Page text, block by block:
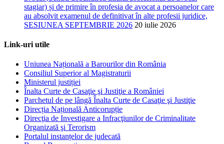
stagiar) și de primire în profesia de avocat a persoanelor care
au absolvit examenul de definitivat în alte profesii juridice,
SESIUNEA SEPTEMBRIE 2026 20 iulie 2026
Link-uri utile
Uniunea Națională a Barourilor din România
Consiliul Superior al Magistraturii
Ministerul justiției
Înalta Curte de Casaţie şi Justiţie a României
Parchetul de pe lângă Înalta Curte de Casaţie şi Justiţie
Direcția Națională Anticorupție
Direcţia de Investigare a Infracţiunilor de Criminalitate
Organizată şi Terorism
Portalul instanțelor de judecată